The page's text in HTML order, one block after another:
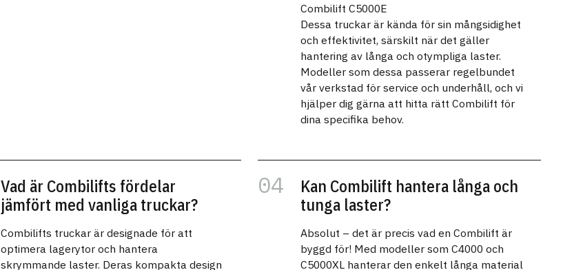
Combilift C5000E
Dessa truckar är kända för sin mångsidighet
och effektivitet, särskilt när det gäller
hantering av långa och otympliga laster.
Modeller som dessa passerar regelbundet
vår verkstad för service och underhåll, och vi
hjälper dig gärna att hitta rätt Combilift för
dina specifika behov.
Vad är Combilifts fördelar
jämfört med vanliga truckar?
Combilifts truckar är designade för att
optimera lagerytor och hantera
skrymmande laster. Deras kompakta design
Kan Combilift hantera långa och
tunga laster?
Absolut – det är precis vad en Combilift är
byggd för! Med modeller som C4000 och
C5000XL hanterar den enkelt långa material